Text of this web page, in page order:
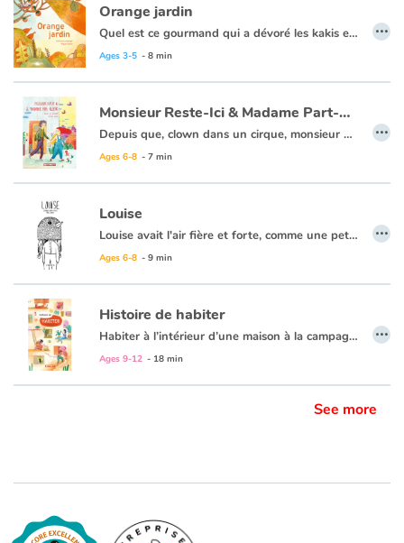
Orange jardin
Quel est ce gourmand qui a dévoré les kakis et les carottes ? Regarde, il a laissé ses empreintes dans la terre. Suis ses traces avec les doigts, cherche et trouve les restes de son repas. Le voici ! Tu l’as vu ? C’est l’écureuil. Suis-le jusqu’à son nid. Tu peux l’aider à faire sa toilette matinale et à enfouir ses provisions dans la terre.
Couleur jardin, une série qui célèbre la biodiversité au jardin sous toutes ses couleurs.
Ages 3-5 - 8 min
…
Monsieur Reste-Ici & Madame Part-Ailleurs
Depuis que, clown dans un cirque, monsieur Reste-Ici a failli être écrasé par un éléphant, il ne sort plus de sa maison. Jamais. Sous aucun prétexte. Et puis un matin, madame Part-Ailleurs atterrit littéralement sur son canapé. Une rencontre aussi fracassante que bouleversante !
Ages 6-8 - 7 min
…
Louise
Louise avait l'air fière et forte, comme une petite guerrière. Mais, si cette force cachait en réalité une grande solitude ? Louise se protège comme elle peut, elle rêve, cherche refuge auprès de la nature et pleure aussi...Il n'y a qu'une seule personne qui pourra la sauver. Quelle sera cette rencontre déterminante ?
Ages 6-8 - 9 min
…
Histoire de habiter
Habiter à l’intérieur d’une maison à la campagne, d’une tente sur le bord d’un trottoir, d’une caravane sur la route…
Habiter, c’est vivre ensemble.
Ages 9-12 - 18 min
…
See more